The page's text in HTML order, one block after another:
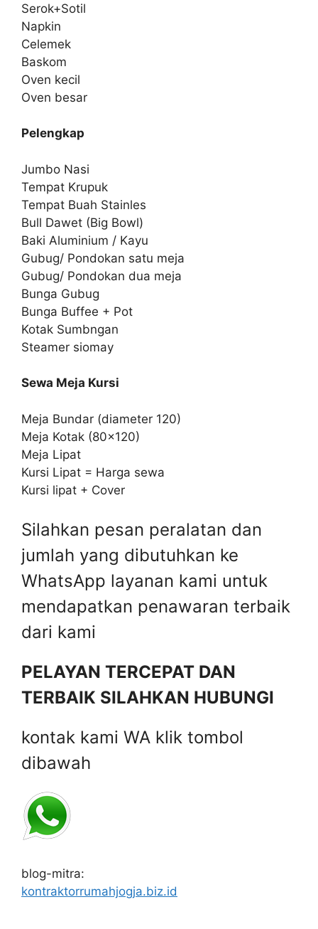
Serok+Sotil
Napkin
Celemek
Baskom
Oven kecil
Oven besar
Pelengkap
Jumbo Nasi
Tempat Krupuk
Tempat Buah Stainles
Bull Dawet (Big Bowl)
Baki Aluminium / Kayu
Gubug/ Pondokan satu meja
Gubug/ Pondokan dua meja
Bunga Gubug
Bunga Buffee + Pot
Kotak Sumbngan
Steamer siomay
Sewa Meja Kursi
Meja Bundar (diameter 120)
Meja Kotak (80×120)
Meja Lipat
Kursi Lipat = Harga sewa
Kursi lipat + Cover
Silahkan pesan peralatan dan
jumlah yang dibutuhkan ke
WhatsApp layanan kami untuk
mendapatkan penawaran terbaik
dari kami
PELAYAN TERCEPAT DAN
TERBAIK SILAHKAN HUBUNGI
kontak kami WA klik tombol
dibawah
blog-mitra:
kontraktorrumahjogja.biz.id